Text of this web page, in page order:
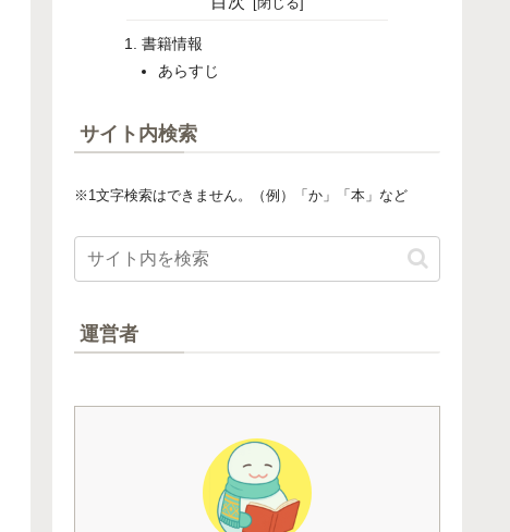
書籍情報
あらすじ
サイト内検索
※1文字検索はできません。（例）「か」「本」など
運営者